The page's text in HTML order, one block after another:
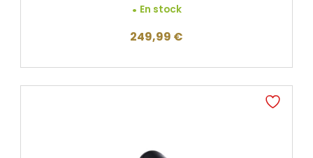
En stock
249,99 €